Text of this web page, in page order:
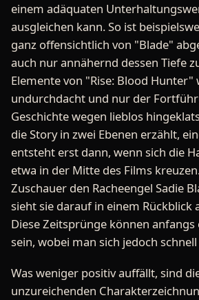
einem adäquaten
ausgleichen kann. So ist
ganz offensichtlich von "Blade"
auch nur annähernd dessen Tiefe
Elemente von "Rise: Blood Hunter"
undurchdacht und nur der
Geschichte wegen lieblos
die Story in zwei Ebenen erzählt,
entsteht erst dann, wenn sich die
etwa in der Mitte des Films
Zuschauer den Racheengel Sadie
sieht sie darauf in einem Rückblick
Diese Zeitsprünge können
sein, wobei man sich jedoch
Was weniger positiv auffällt, sind
unzureichenden